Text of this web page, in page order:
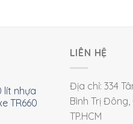
lít nhựa
TR660
LIÊN HỆ
Địa chỉ: 334
Bình Trị Đông,
TP.HCM